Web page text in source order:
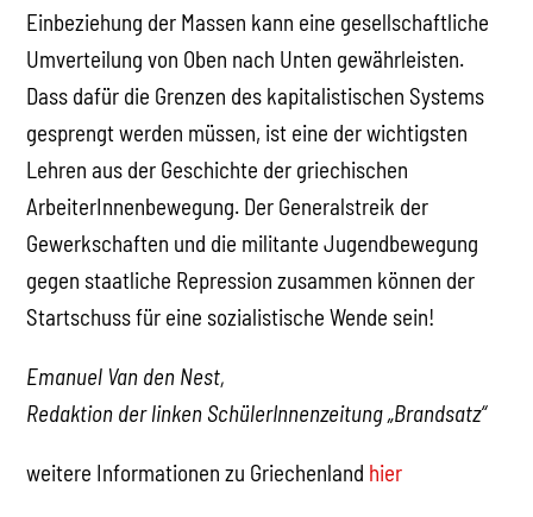
Einbeziehung der Massen kann eine gesellschaftliche
Umverteilung von Oben nach Unten gewährleisten.
Dass dafür die Grenzen des kapitalistischen Systems
gesprengt werden müssen, ist eine der wichtigsten
Lehren aus der Geschichte der griechischen
ArbeiterInnenbewegung. Der Generalstreik der
Gewerkschaften und die militante Jugendbewegung
gegen staatliche Repression zusammen können der
Startschuss für eine sozialistische Wende sein!
Emanuel Van den Nest,
Redaktion der linken SchülerInnenzeitung „Brandsatz“
weitere Informationen zu Griechenland hier